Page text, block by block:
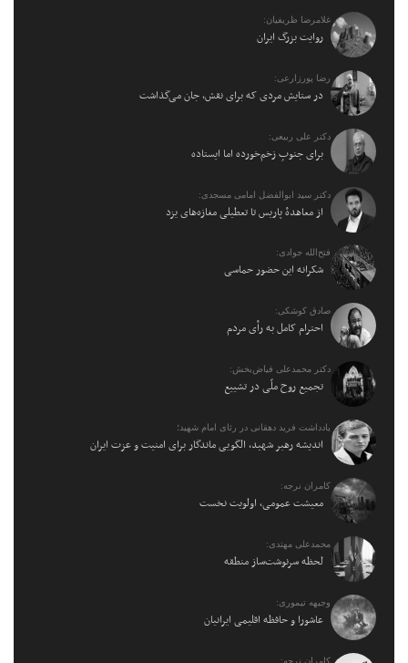
غلامرضا ظریفیان:
روایت بزرگ ایران
رضا پورزارعی:
در ستایش مردی که برای نقش، جان می‌گذاشت
دکتر علی ربیعی:
برای جنوبِ زخم‌خورده اما ایستاده
دکتر سید ابوالفضل امامی مسجدی:
از معاهدهٔ پاریس تا تعطیلی مغازه‌های یزد
فتح‌الله جوادی:
شکرانه این حضور حماسی
صادق کوشکی:
احترام کامل به رأی مردم
دکتر محمدعلی فیاض‌بخش:
تجمیع روح ملّی در تشییع
یادداشت فرید دهقانی در رثای امام شهید؛
اندیشه رهبر شهید، الگویی ماندگار برای امنیت و عزت ایران
کامران نرجه:
معیشت عمومی، اولویت نخست
محمدعلی مهتدی:
لحظه سرنوشت‌ساز منطقه
وجیهه تیموری:
عاشورا و حافظه اقلیمی ایرانیان
کامران نرجه: